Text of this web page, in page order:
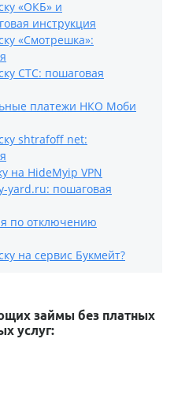
«ОКБ» и
инструкция
«Смотрешка»:
СТС: пошаговая
платежи НКО Моби
shtrafoff net:
на HideMyip VPN
yard.ru: пошаговая
по отключению
на сервис Букмейт?
займы без платных
услуг: